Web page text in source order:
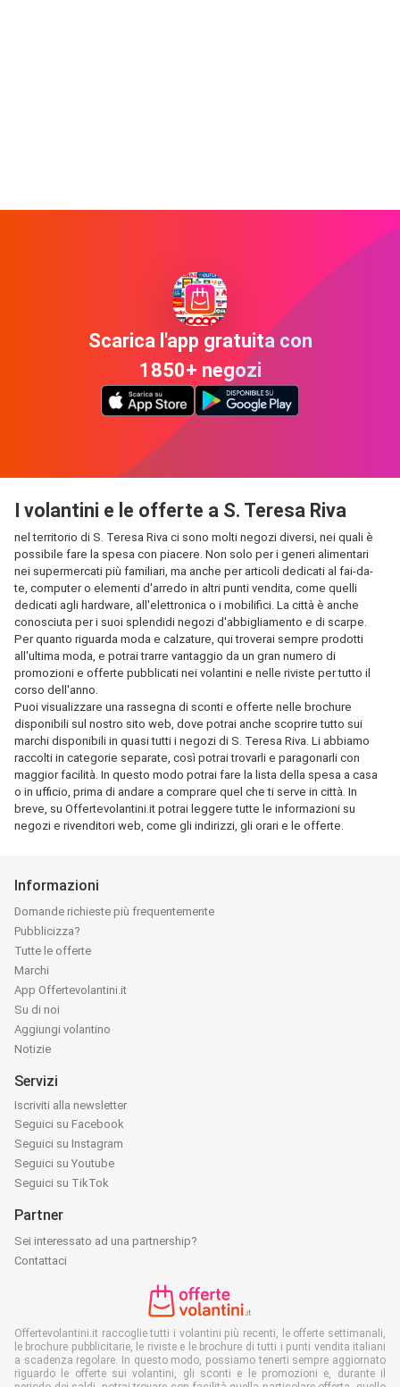
Scarica l'app gratuita con
1850+ negozi
I volantini e le offerte a S. Teresa Riva
nel territorio di S. Teresa Riva ci sono molti negozi diversi, nei quali è
possibile fare la spesa con piacere. Non solo per i generi alimentari
nei supermercati più familiari, ma anche per articoli dedicati al fai-da-
te, computer o elementi d'arredo in altri punti vendita, come quelli
dedicati agli hardware, all'elettronica o i mobilifici. La città è anche
conosciuta per i suoi splendidi negozi d'abbigliamento e di scarpe.
Per quanto riguarda moda e calzature, qui troverai sempre prodotti
all'ultima moda, e potrai trarre vantaggio da un gran numero di
promozioni e offerte pubblicati nei volantini e nelle riviste per tutto il
corso dell'anno.
Puoi visualizzare una rassegna di sconti e offerte nelle brochure
disponibili sul nostro sito web, dove potrai anche scoprire tutto sui
marchi disponibili in quasi tutti i negozi di S. Teresa Riva. Li abbiamo
raccolti in categorie separate, così potrai trovarli e paragonarli con
maggior facilità. In questo modo potrai fare la lista della spesa a casa
o in ufficio, prima di andare a comprare quel che ti serve in città. In
breve, su Offertevolantini.it potrai leggere tutte le informazioni su
negozi e rivenditori web, come gli indirizzi, gli orari e le offerte.
Informazioni
Domande richieste più frequentemente
Pubblicizza?
Tutte le offerte
Marchi
App Offertevolantini.it
Su di noi
Aggiungi volantino
Notizie
Servizi
Iscriviti alla newsletter
Seguici su Facebook
Seguici su Instagram
Seguici su Youtube
Seguici su TikTok
Partner
Sei interessato ad una partnership?
Contattaci
Offertevolantini.it raccoglie tutti i volantini più recenti, le offerte settimanali,
le brochure pubblicitarie, le riviste e le brochure di tutti i punti vendita italiani
a scadenza regolare. In questo modo, possiamo tenerti sempre aggiornato
riguardo le offerte sui volantini, gli sconti e le promozioni e, durante il